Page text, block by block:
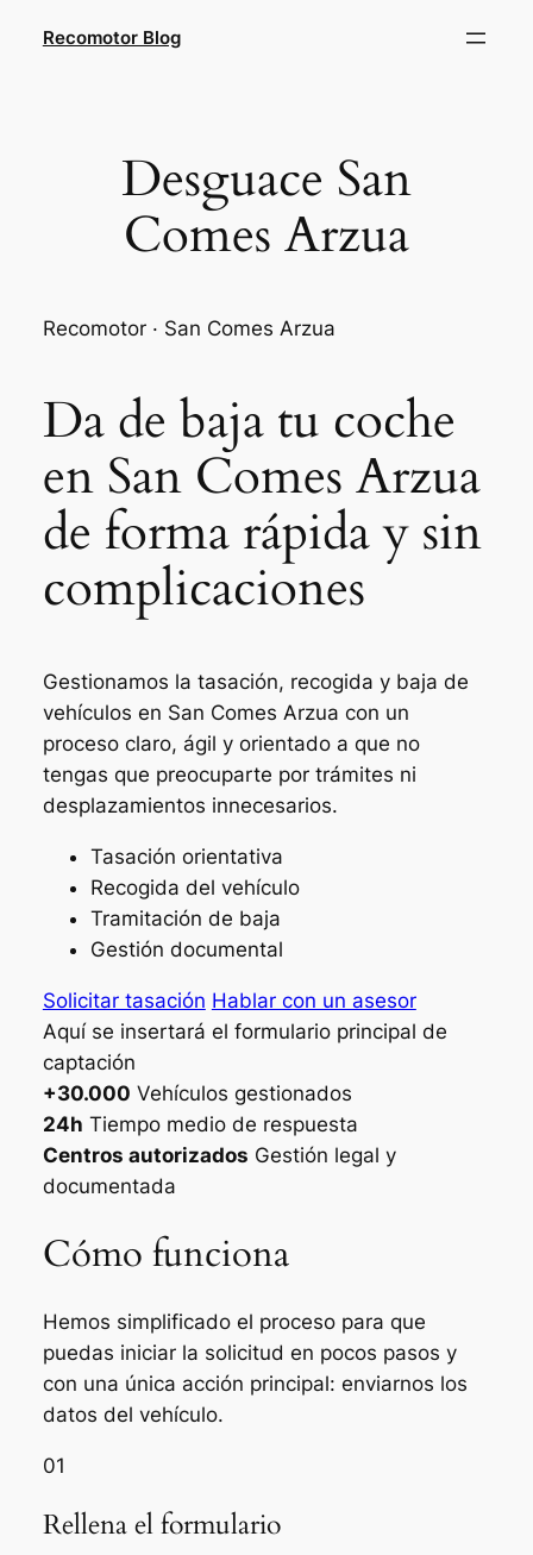
Recomotor Blog
Desguace San
Comes Arzua
Recomotor · San Comes Arzua
Da de baja tu coche
en San Comes Arzua
de forma rápida y sin
complicaciones
Gestionamos la tasación, recogida y baja de
vehículos en San Comes Arzua con un
proceso claro, ágil y orientado a que no
tengas que preocuparte por trámites ni
desplazamientos innecesarios.
Tasación orientativa
Recogida del vehículo
Tramitación de baja
Gestión documental
Solicitar tasación Hablar con un asesor
Aquí se insertará el formulario principal de
captación
+30.000 Vehículos gestionados
24h Tiempo medio de respuesta
Centros autorizados Gestión legal y
documentada
Cómo funciona
Hemos simplificado el proceso para que
puedas iniciar la solicitud en pocos pasos y
con una única acción principal: enviarnos los
datos del vehículo.
01
Rellena el formulario